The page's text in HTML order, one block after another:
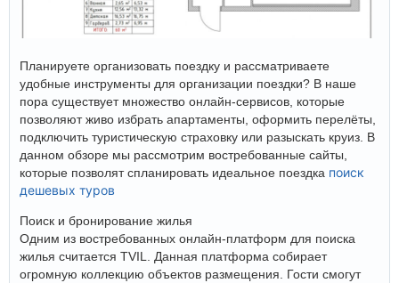
Планируете организовать поездку и рассматриваете
удобные инструменты для организации поездки? В наше
пора существует множество онлайн-сервисов, которые
позволяют живо избрать апартаменты, оформить перелёты,
подключить туристическую страховку или разыскать круиз. В
данном обзоре мы рассмотрим востребованные сайты,
которые позволят спланировать идеальное поездка поиск
дешевых туров
Поиск и бронирование жилья
Одним из востребованных онлайн-платформ для поиска
жилья считается TVIL. Данная платформа собирает
огромную коллекцию объектов размещения. Гости смогут